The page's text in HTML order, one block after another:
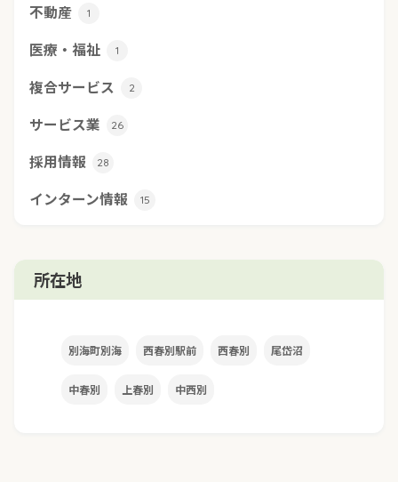
不動産 1
医療・福祉 1
複合サービス 2
サービス業 26
採用情報 28
インターン情報 15
所在地
別海町別海 西春別駅前 西春別 尾岱沼
中春別 上春別 中西別